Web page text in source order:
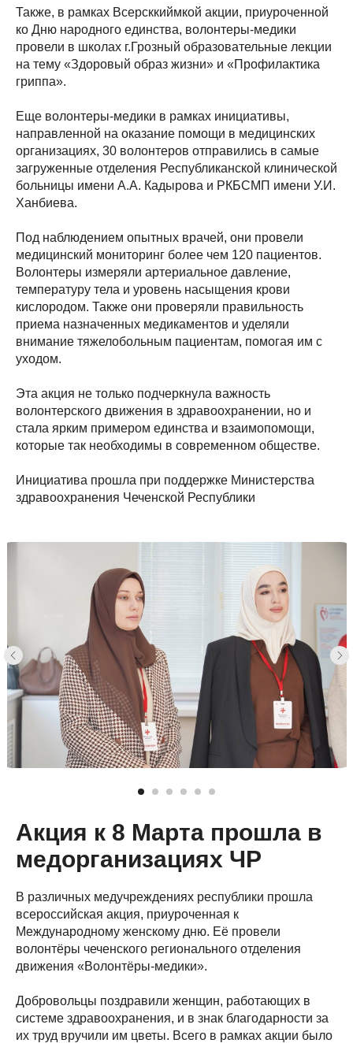
Также, в рамках Всерсккиймкой акции, приуроченной
ко Дню народного единства, волонтеры-медики
провели в школах г.Грозный образовательные лекции
на тему «Здоровый образ жизни» и «Профилактика
гриппа».
Еще волонтеры-медики в рамках инициативы,
направленной на оказание помощи в медицинских
организациях, 30 волонтеров отправились в самые
загруженные отделения Республиканской клинической
больницы имени А.А. Кадырова и РКБСМП имени У.И.
Ханбиева.
Под наблюдением опытных врачей, они провели
медицинский мониторинг более чем 120 пациентов.
Волонтеры измеряли артериальное давление,
температуру тела и уровень насыщения крови
кислородом. Также они проверяли правильность
приема назначенных медикаментов и уделяли
внимание тяжелобольным пациентам, помогая им с
уходом.
Эта акция не только подчеркнула важность
волонтерского движения в здравоохранении, но и
стала ярким примером единства и взаимопомощи,
которые так необходимы в современном обществе.
Инициатива прошла при поддержке Министерства
здравоохранения Чеченской Республики
Акция к 8 Марта прошла в
медорганизациях ЧР
В различных медучреждениях республики прошла
всероссийская акция, приуроченная к
Международному женскому дню. Её провели
волонтёры чеченского регионального отделения
движения «Волонтёры-медики».
Добровольцы поздравили женщин, работающих в
системе здравоохранения, и в знак благодарности за
их труд вручили им цветы. Всего в рамках акции было